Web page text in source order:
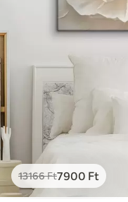
13166Ft7900 Ft